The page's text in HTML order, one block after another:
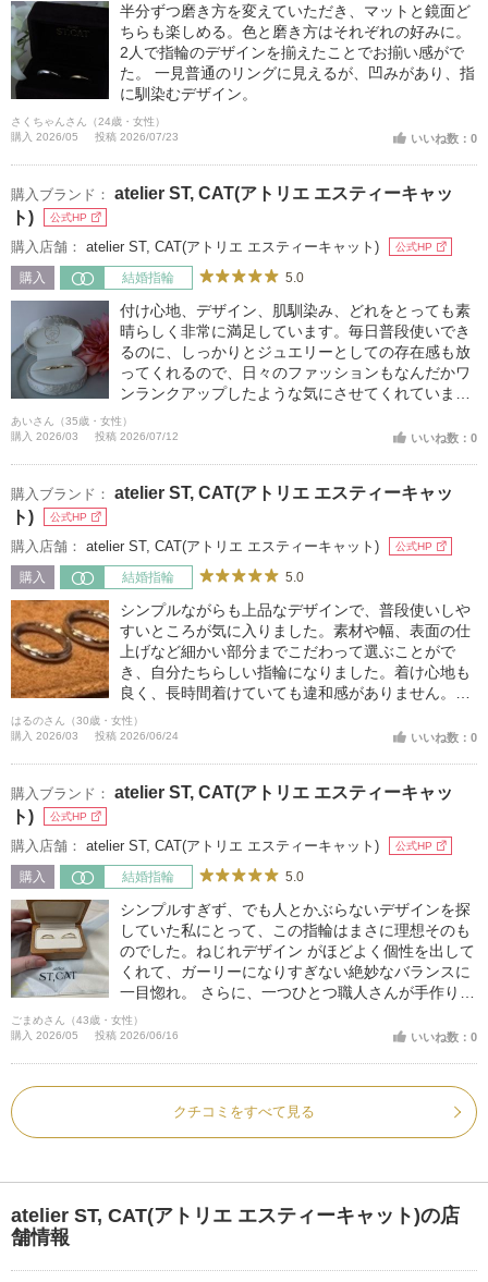
半分ずつ磨き方を変えていただき、マットと鏡面ど
ちらも楽しめる。色と磨き方はそれぞれの好みに。
2人で指輪のデザインを揃えたことでお揃い感がで
た。 一見普通のリングに見えるが、凹みがあり、指
に馴染むデザイン。
さくちゃんさん（24歳・女性）
購入 2026/05
投稿 2026/07/23 いいね数：0
購入ブランド： atelier ST, CAT(アトリエ エスティーキャッ
ト)
公式HP
購入店舗： atelier ST, CAT(アトリエ エスティーキャット) 公式HP
購入 結婚指輪 5.0
付け心地、デザイン、肌馴染み、どれをとっても素
晴らしく非常に満足しています。毎日普段使いでき
るのに、しっかりとジュエリーとしての存在感も放
ってくれるので、日々のファッションもなんだかワ
ンランクアップしたような気にさせてくれていま
す。夫のものとは全く同じデザインではないのに、
しっかりとペア感がありふたりで付けているとさら
あいさん（35歳・女性）
購入 2026/03
投稿 2026/07/12 いいね数：0
購入ブランド： atelier ST, CAT(アトリエ エスティーキャッ
ト)
公式HP
購入店舗： atelier ST, CAT(アトリエ エスティーキャット) 公式HP
購入 結婚指輪 5.0
シンプルながらも上品なデザインで、普段使いしや
すいところが気に入りました。素材や幅、表面の仕
上げなど細かい部分までこだわって選ぶことがで
き、自分たちらしい指輪になりました。着け心地も
良く、長時間着けていても違和感がありません。結
婚後もずっと大切に身に着けられる指輪だと思いま
す。
はるのさん（30歳・女性）
購入 2026/03
投稿 2026/06/24 いいね数：0
購入ブランド： atelier ST, CAT(アトリエ エスティーキャッ
ト)
公式HP
購入店舗： atelier ST, CAT(アトリエ エスティーキャット) 公式HP
購入 結婚指輪 5.0
シンプルすぎず、でも人とかぶらないデザインを探
していた私にとって、この指輪はまさに理想そのも
のでした。ねじれデザイン がほどよく個性を出して
くれて、ガーリーになりすぎない絶妙なバランスに
一目惚れ。 さらに、一つひとつ職人さんが手作りし
ているという特別感にも心を掴まれました。世界に
同じものがないと思うと、身につけるたびに嬉しく
ごまめさん（43歳・女性）
購入 2026/05
投稿 2026/06/16 いいね数：0
クチコミをすべて見る
atelier ST, CAT(アトリエ エスティーキャット)の店
舗情報